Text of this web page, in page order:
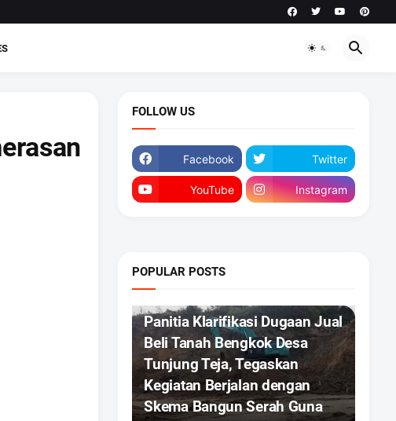
FOLLOW US
Facebook Twitter
YouTube Instagram
POPULAR POSTS
Panitia Klarifikasi Dugaan Jual
Beli Tanah Bengkok Desa
Tunjung Teja, Tegaskan
Kegiatan Berjalan dengan
Skema Bangun Serah Guna